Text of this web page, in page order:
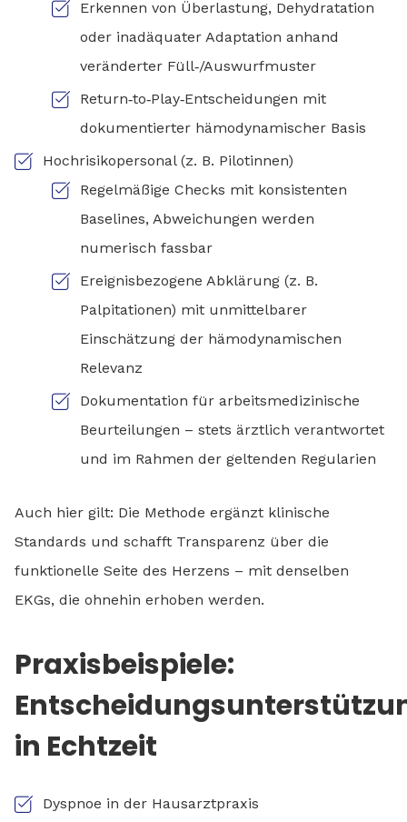
Erkennen von Überlastung, Dehydratation
oder inadäquater Adaptation anhand
veränderter Füll‑/Auswurfmuster
Return‑to‑Play‑Entscheidungen mit
dokumentierter hämodynamischer Basis
Hochrisikopersonal (z. B. Pilotinnen)
Regelmäßige Checks mit konsistenten
Baselines, Abweichungen werden
numerisch fassbar
Ereignisbezogene Abklärung (z. B.
Palpitationen) mit unmittelbarer
Einschätzung der hämodynamischen
Relevanz
Dokumentation für arbeitsmedizinische
Beurteilungen – stets ärztlich verantwortet
und im Rahmen der geltenden Regularien
Auch hier gilt: Die Methode ergänzt klinische
Standards und schafft Transparenz über die
funktionelle Seite des Herzens – mit denselben
EKGs, die ohnehin erhoben werden.
Praxisbeispiele:
in Echtzeit
Dyspnoe in der Hausarztpraxis